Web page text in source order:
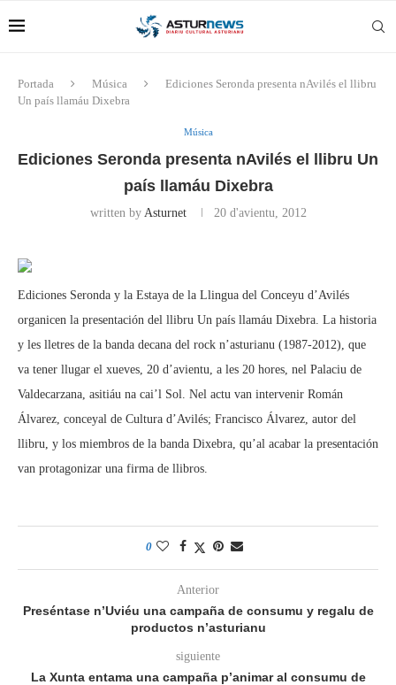
Portada Música
Ediciones Seronda presenta nAvilés el llibru
Un país llamáu Dixebra
Música
Ediciones Seronda presenta nAvilés el llibru Un
país llamáu Dixebra
written by Asturnet 20 d'avientu, 2012
Ediciones Seronda y la Estaya de la Llingua del Conceyu d’Avilés
organicen la presentación del llibru Un país llamáu Dixebra. La historia
y les lletres de la banda decana del rock n’asturianu (1987-2012), que
va tener llugar el xueves, 20 d’avientu, a les 20 hores, nel Palaciu de
Valdecarzana, asitiáu na cai’l Sol. Nel actu van intervenir Román
Álvarez, conceyal de Cultura d’Avilés; Francisco Álvarez, autor del
llibru, y los miembros de la banda Dixebra, qu’al acabar la presentación
van protagonizar una firma de llibros.
0
Anterior
Preséntase n’Uviéu una campaña de consumu y regalu de
productos n’asturianu
siguiente
La Xunta entama una campaña p’animar al consumu de